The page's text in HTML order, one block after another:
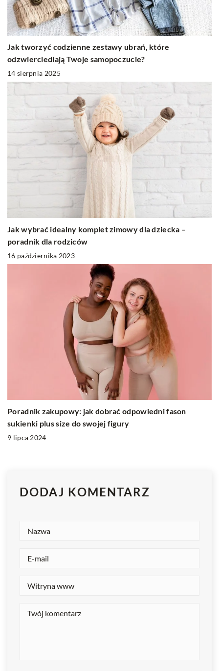
Jak tworzyć codzienne zestawy ubrań, które
odzwierciedlają Twoje samopoczucie?
14 sierpnia 2025
Jak wybrać idealny komplet zimowy dla dziecka –
poradnik dla rodziców
16 października 2023
Poradnik zakupowy: jak dobrać odpowiedni fason
sukienki plus size do swojej figury
9 lipca 2024
DODAJ KOMENTARZ